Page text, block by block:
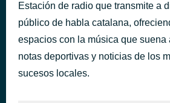
Estación de radio que transmite a
público de habla catalana,
espacios con la música que suena
notas deportivas y noticias de los
sucesos locales.